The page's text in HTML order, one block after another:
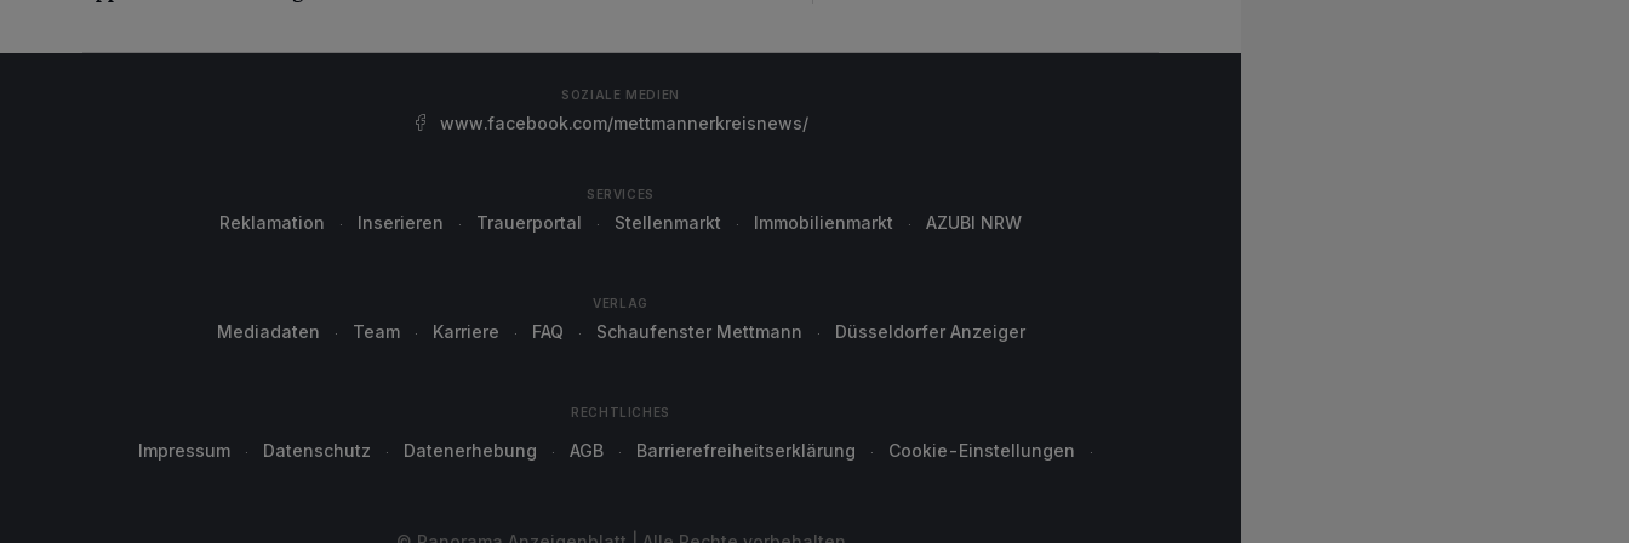
SOZIALE MEDIEN
www.facebook.com/mettmannerkreisnews/
SERVICES
Reklamation Inserieren Trauerportal Stellenmarkt Immobilienmarkt AZUBI NRW
VERLAG
Mediadaten Team Karriere FAQ Schaufenster Mettmann Düsseldorfer Anzeiger
RECHTLICHES
Impressum Datenschutz Datenerhebung AGB Barrierefreiheitserklärung Cookie-Einstellungen